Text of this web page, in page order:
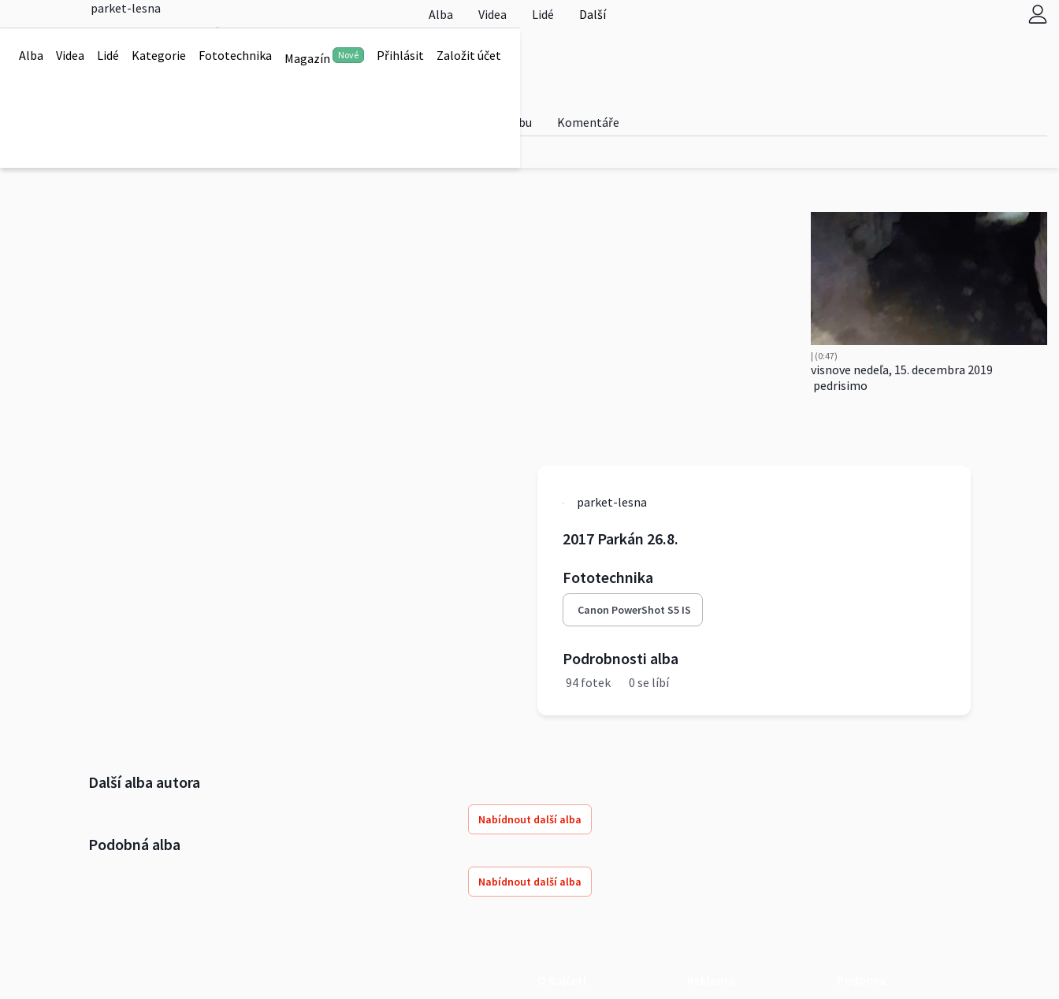
Alba Videa Lidé Další
Alba Videa Lidé Kategorie Fototechnika Magazín Nové Přihlásit Založit účet
parket-lesna
2017 Parkán 26.8.
O albu
Komentáře
| (0:47)
visnove nedeľa, ‎15. ‎decembra 2019
pedrisimo
parket-lesna
2017 Parkán 26.8.
Fototechnika
Canon PowerShot S5 IS
Podrobnosti alba
94 fotek 0 se líbí
Další alba autora
Nabídnout další alba
Podobná alba
Nabídnout další alba